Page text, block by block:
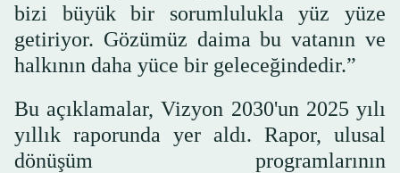
bizi büyük bir sorumlulukla yüz yüze
getiriyor. Gözümüz daima bu vatanın ve
halkının daha yüce bir geleceğindedir.”
Bu açıklamalar, Vizyon 2030'un 2025 yılı
yıllık raporunda yer aldı. Rapor, ulusal
dönüşüm programlarının